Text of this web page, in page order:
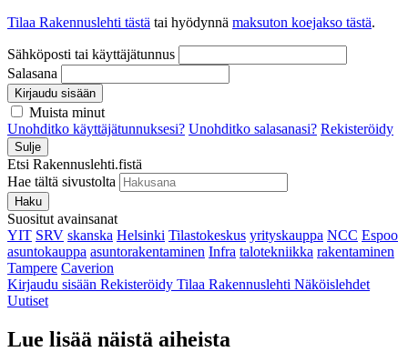
Tilaa Rakennuslehti tästä tai hyödynnä maksuton koejakso tästä.
Sähköposti tai käyttäjätunnus
Salasana
Kirjaudu sisään
Muista minut
Unohditko käyttäjätunnuksesi? Unohditko salasanasi? Rekisteröidy
Sulje
Etsi Rakennuslehti.fistä
Hae tältä sivustolta
Haku
Suositut avainsanat
YIT SRV skanska Helsinki Tilastokeskus yrityskauppa NCC Espoo
asuntokauppa asuntorakentaminen Infra talotekniikka rakentaminen
Tampere Caverion
Kirjaudu sisään Rekisteröidy Tilaa Rakennuslehti Näköislehdet
Uutiset
Lue lisää näistä aiheista